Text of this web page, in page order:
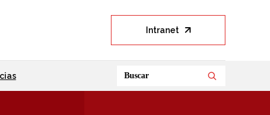
Intranet
Buscar